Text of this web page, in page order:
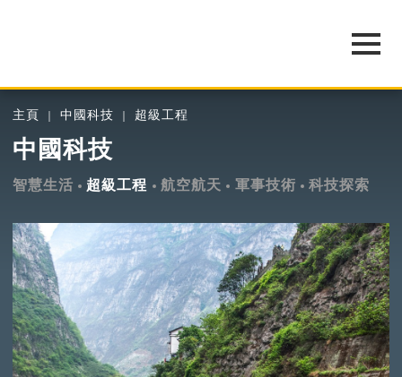
主頁 中國科技 超級工程
中國科技
智慧生活 超級工程 航空航天 軍事技術 科技探索